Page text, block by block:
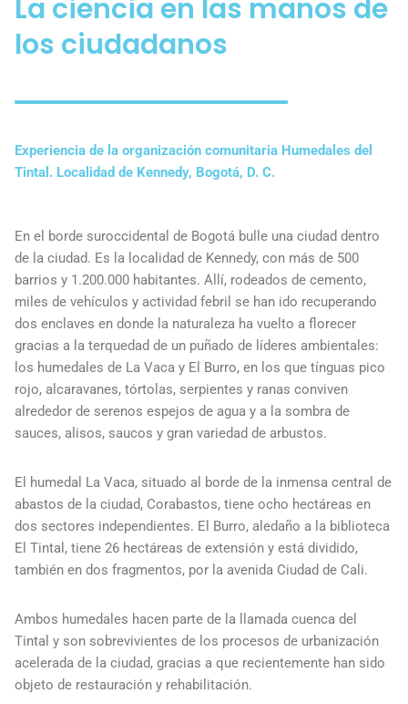
La ciencia en las manos de
los ciudadanos
Experiencia de la organización comunitaria Humedales del
Tintal. Localidad de Kennedy, Bogotá, D. C.
En el borde suroccidental de Bogotá bulle una ciudad dentro
de la ciudad. Es la localidad de Kennedy, con más de 500
barrios y 1.200.000 habitantes. Allí, rodeados de cemento,
miles de vehículos y actividad febril se han ido recuperando
dos enclaves en donde la naturaleza ha vuelto a florecer
gracias a la terquedad de un puñado de líderes ambientales:
los humedales de La Vaca y El Burro, en los que tínguas pico
rojo, alcaravanes, tórtolas, serpientes y ranas conviven
alrededor de serenos espejos de agua y a la sombra de
sauces, alisos, saucos y gran variedad de arbustos.
El humedal La Vaca, situado al borde de la inmensa central de
abastos de la ciudad, Corabastos, tiene ocho hectáreas en
dos sectores independientes. El Burro, aledaño a la biblioteca
El Tintal, tiene 26 hectáreas de extensión y está dividido,
también en dos fragmentos, por la avenida Ciudad de Cali.
Ambos humedales hacen parte de la llamada cuenca del
Tintal y son sobrevivientes de los procesos de urbanización
acelerada de la ciudad, gracias a que recientemente han sido
objeto de restauración y rehabilitación.